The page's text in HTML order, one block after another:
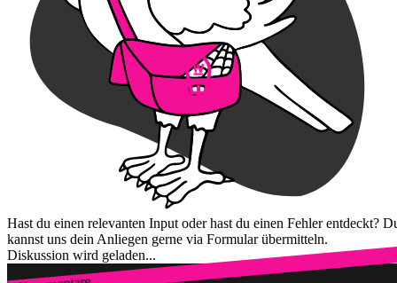
Hast du einen relevanten Input oder hast du einen Fehler entdeckt?
kannst uns dein Anliegen gerne via Formular übermitteln.
Diskussion wird geladen...